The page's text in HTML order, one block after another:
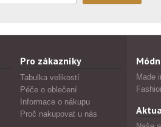
Pro zákazníky
Tabulka velikostí
Péče o oblečení
Informace o nákupu
Proč nakupovat u nás
Made